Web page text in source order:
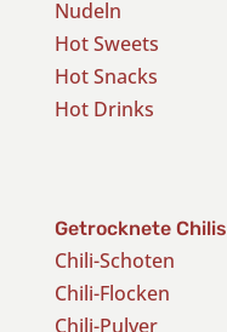
Nudeln
Hot Sweets
Hot Snacks
Hot Drinks
Getrocknete Chilis
Chili-Schoten
Chili-Flocken
Chili-Pulver